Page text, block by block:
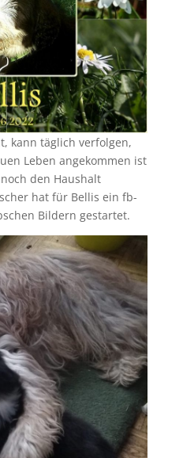
kann täglich verfolgen,
Leben angekommen ist
den Haushalt
hat für Bellis ein fb-
Bildern gestartet.